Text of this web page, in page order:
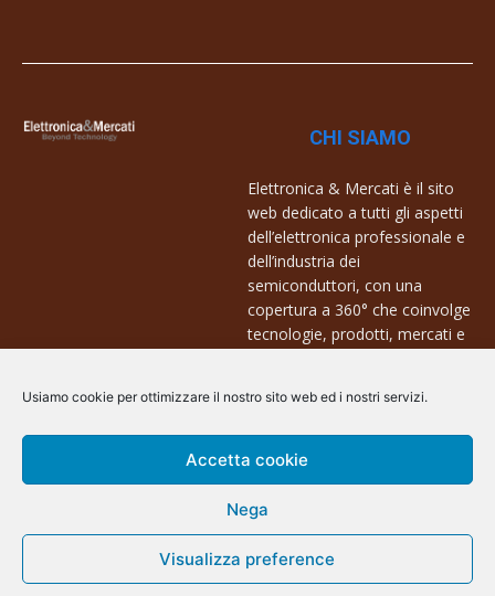
Usiamo cookie per ottimizzare il nostro sito web ed i nostri servizi.
Accetta cookie
Nega
Visualizza preference
CHI SIAMO
Elettronica & Mercati è il sito
web dedicato a tutti gli aspetti
dell’elettronica professionale e
dell’industria dei
semiconduttori, con una
copertura a 360° che coinvolge
tecnologie, prodotti, mercati e
Contatti:
info@arscommunication.it
@ArsCommunication 2023